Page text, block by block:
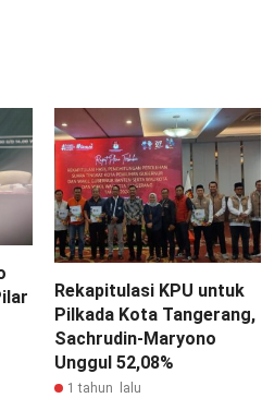
Rekapitulasi KPU untuk
Pilkada Kota Tangerang,
Sachrudin-Maryono
Unggul 52,08%
1 tahun lalu